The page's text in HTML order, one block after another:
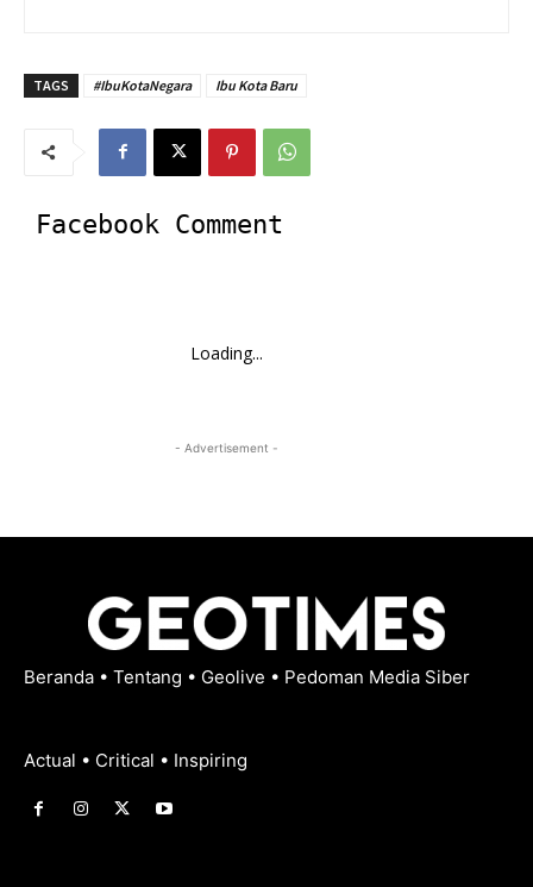
TAGS #IbuKotaNegara Ibu Kota Baru
Facebook Comment
Loading...
- Advertisement -
Beranda • Tentang • Geolive • Pedoman Media Siber
Actual • Critical • Inspiring